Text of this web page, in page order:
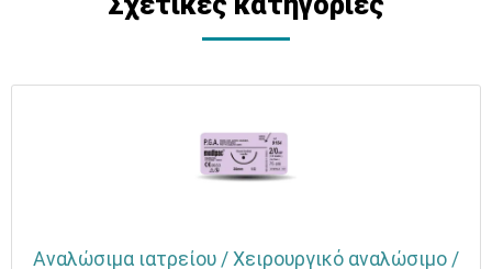
Αναλώσιμα ιατρείου / Χειρουργικό αναλώσιμο /